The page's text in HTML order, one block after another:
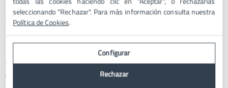
Cuándo vas a usar Better Search
Replace
Better Search Replacees ideal para un montón de situaciones
dentro de WordPress. Aquí te dejamos algunos ejemplos:
seleccionando "Rechazar". Para más información consulta nuestra
Política de Cookies.
Configurar
Rechazar